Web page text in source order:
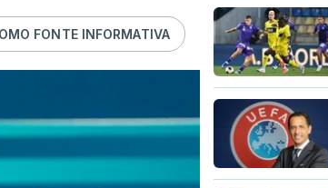
FONTE INFORMATIVA